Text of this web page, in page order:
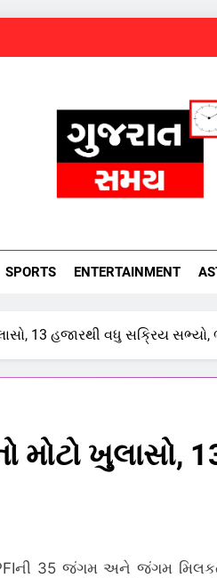
અયોધ્યા રામ મંદિર આરતી પાસ
‘ગજિની’ અને ‘લગાન’ ફેમ અભિનેતા
સમાજવાદી
SPORTS ENTERTAINMENT
13 હજારથી વધુ સક્રિય સભ્યો,
મોટો ખુલાસો,
35 જંગમ અને જંગમ